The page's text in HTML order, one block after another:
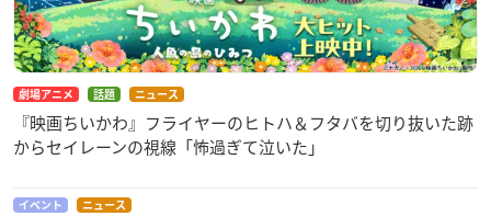
劇場アニメ 話題 ニュース
『映画ちいかわ』フライヤーのヒトハ＆フタバを切り抜いた跡
からセイレーンの視線「怖過ぎて泣いた」
イベント ニュース